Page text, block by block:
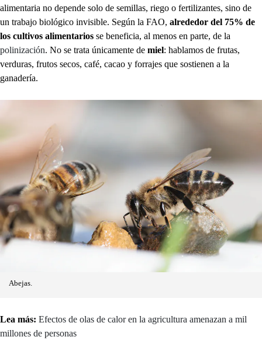
alimentaria no depende solo de semillas, riego o fertilizantes, sino de
un trabajo biológico invisible. Según la FAO, alrededor del 75% de
los cultivos alimentarios se beneficia, al menos en parte, de la
polinización. No se trata únicamente de miel: hablamos de frutas,
verduras, frutos secos, café, cacao y forrajes que sostienen a la
ganadería.
Abejas.
Lea más: Efectos de olas de calor en la agricultura amenazan a mil
millones de personas